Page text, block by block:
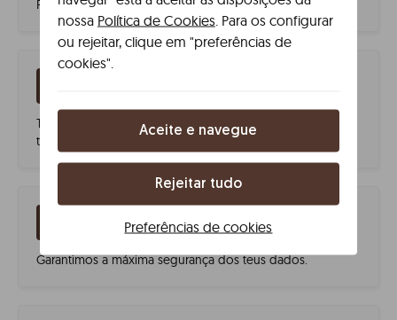
Preços competitivos que se ajustam às tuas necessidades.
Terás um Key Account Manager pessoal para preparar
tudo o que precisas na tua viagem.
Segurança dos teus dados
Garantimos a máxima segurança dos teus dados.
nossa Política de Cookies. Para os configurar
ou rejeitar, clique em "preferências de
cookies".
Aceite e navegue
Rejeitar tudo
Preferências de cookies